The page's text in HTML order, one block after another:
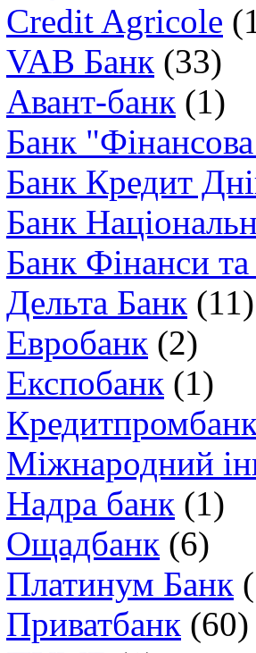
Credit Agricole
VAB Банк (33)
Авант-банк (1)
Банк "Фінансова
Банк Кредит
Банк
Банк Фінанси
Дельта Банк (11)
Евробанк (2)
Експобанк (1)
Міжнародний
Надра банк (1)
Ощадбанк (6)
Платинум Банк
Приватбанк (60)